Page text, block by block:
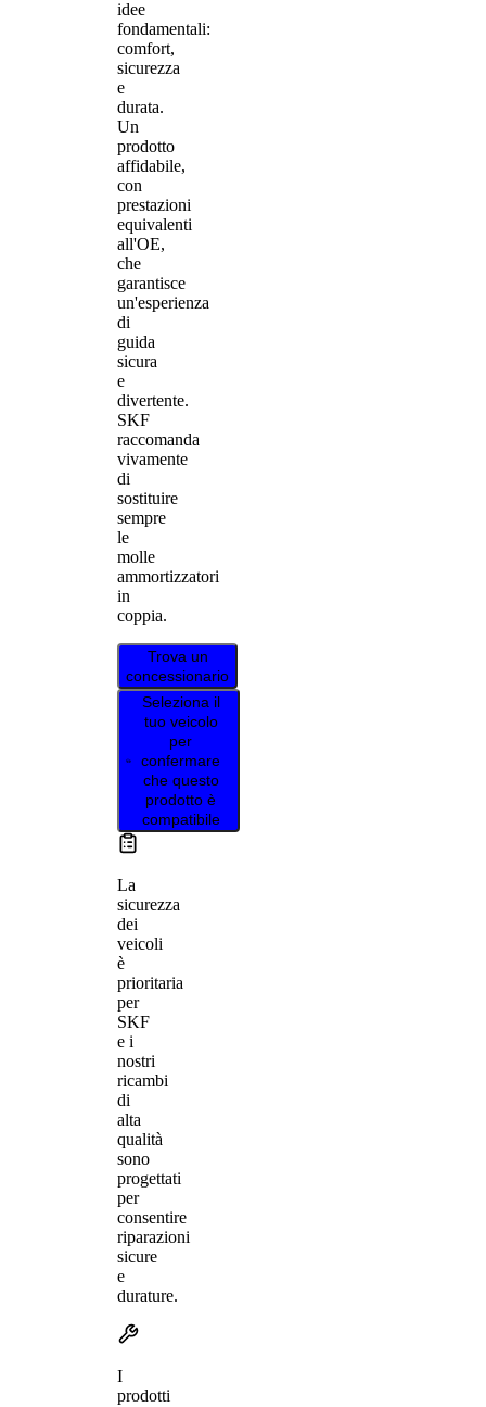
idee
fondamentali:
comfort,
sicurezza
e
durata.
Un
prodotto
affidabile,
con
prestazioni
equivalenti
all'OE,
che
garantisce
un'esperienza
di
guida
sicura
e
divertente.
SKF
raccomanda
vivamente
di
sostituire
sempre
le
molle
ammortizzatori
in
coppia.
Trova un
concessionario
Seleziona il
tuo veicolo
per
confermare
che questo
prodotto è
compatibile
La
sicurezza
dei
veicoli
è
prioritaria
per
SKF
e i
nostri
ricambi
di
alta
qualità
sono
progettati
per
consentire
riparazioni
sicure
e
durature.
I
prodotti